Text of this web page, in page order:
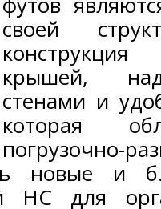
своей
крышей,
стенами и
которая
погрузочно-
новые и
для